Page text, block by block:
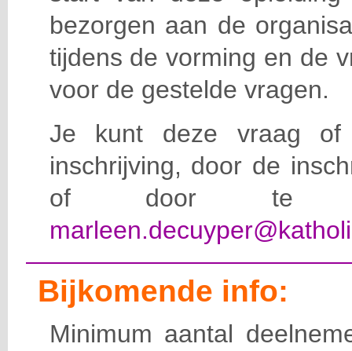
bezorgen aan de
tijdens de vorming en de
voor de gestelde vragen.
Je kunt deze vraag of
inschrijving, door de
of door te e-
Bijkomende info:
Minimum aantal